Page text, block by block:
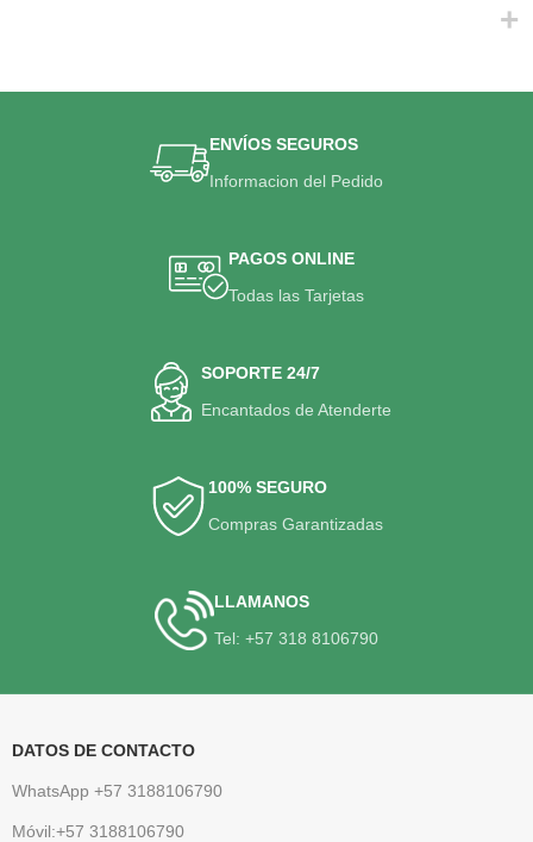
ENVÍOS SEGUROS
Informacion del Pedido
PAGOS ONLINE
Todas las Tarjetas
SOPORTE 24/7
Encantados de Atenderte
100% SEGURO
Compras Garantizadas
LLAMANOS
Tel: +57 318 8106790
DATOS DE CONTACTO
WhatsApp +57 3188106790
Móvil:+57 3188106790